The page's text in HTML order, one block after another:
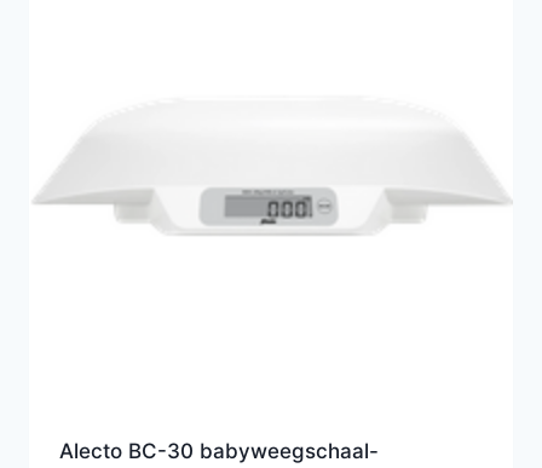
Alecto BC-30 babyweegschaal-